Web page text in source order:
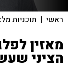
ראשי | תוכניות
מאזין
הציני